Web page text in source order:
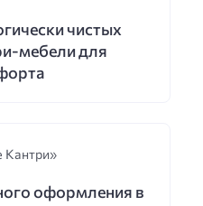
чистых
мебели для
Кантри»
оформления в